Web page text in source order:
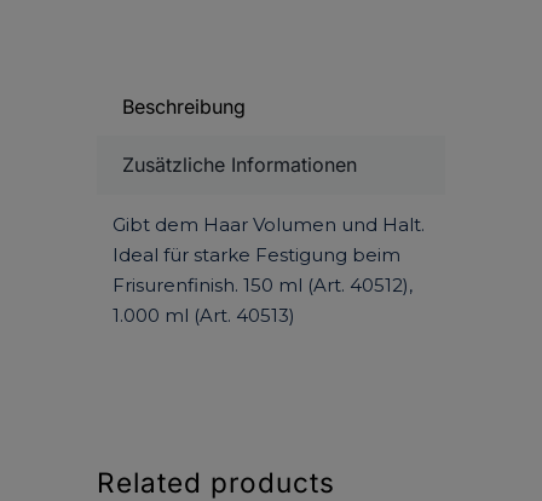
Beschreibung
Zusätzliche Informationen
Gibt dem Haar Volumen und Halt.
Ideal für starke Festigung beim
Frisurenfinish. 150 ml (Art. 40512),
1.000 ml (Art. 40513)
Related products